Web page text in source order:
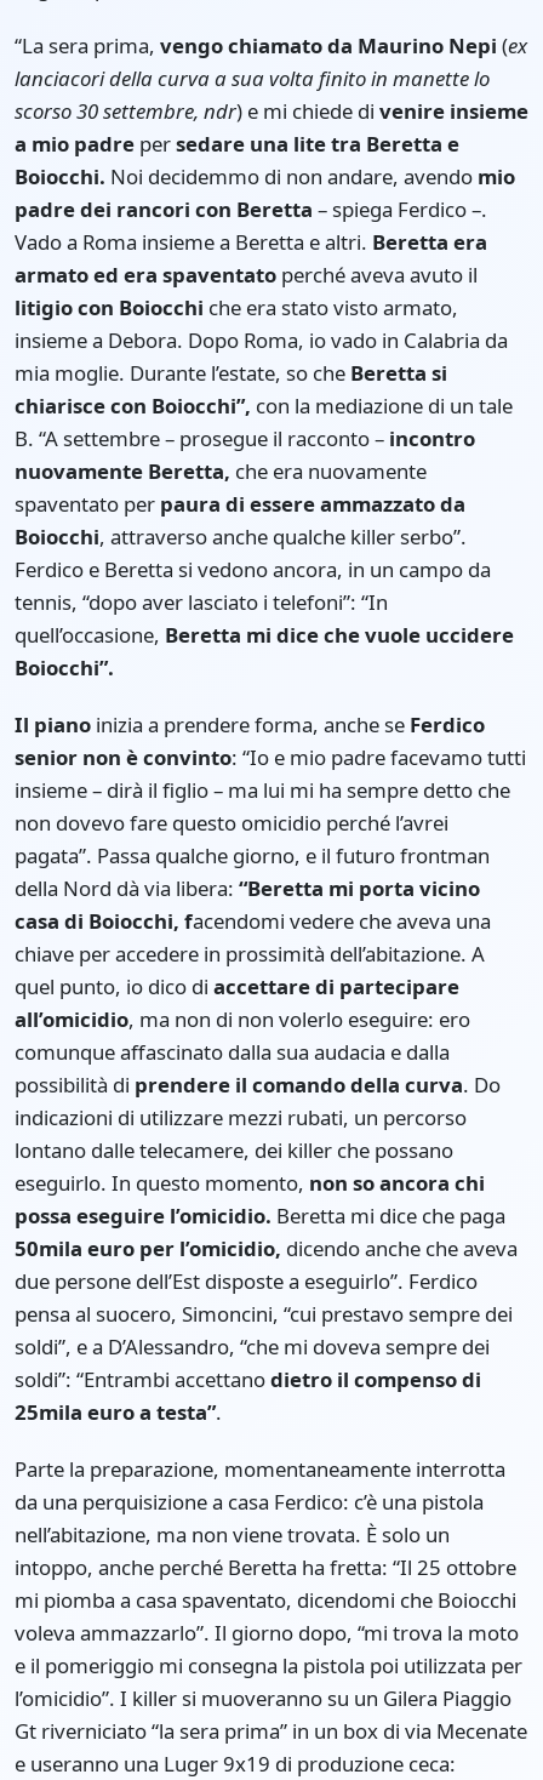
“La sera prima, vengo chiamato da Maurino Nepi (ex
lanciacori della curva a sua volta finito in manette lo
scorso 30 settembre, ndr) e mi chiede di venire insieme
a mio padre persedare una lite tra Beretta e
Boiocchi. Noi decidemmo di non andare, avendo mio
padre dei rancori con Beretta – spiega Ferdico –.
Vado a Roma insieme a Beretta e altri. Beretta era
armato ed era spaventato perché aveva avuto il
litigio con Boiocchi che era stato visto armato,
insieme a Debora. Dopo Roma, io vado in Calabria da
mia moglie. Durante l’estate, so che Beretta si
chiarisce con Boiocchi”, con la mediazione di un tale
B. “A settembre – prosegue il racconto – incontro
nuovamente Beretta, che era nuovamente
spaventato per paura di essere ammazzato da
Boiocchi, attraverso anche qualche killer serbo”.
Ferdico e Beretta si vedono ancora, in un campo da
tennis, “dopo aver lasciato i telefoni”: “In
quell’occasione, Beretta mi dice che vuole uccidere
Boiocchi”.
Il piano inizia a prendere forma, anche se Ferdico
senior non è convinto: “Io e mio padre facevamo tutti
insieme – dirà il figlio – ma lui mi ha sempre detto che
non dovevo fare questo omicidio perché l’avrei
pagata”. Passa qualche giorno, e il futuro frontman
della Nord dà via libera: “Beretta mi porta vicino
casa di Boiocchi, facendomi vedere che aveva una
chiave per accedere in prossimità dell’abitazione. A
quel punto, io dico di accettare di partecipare
all’omicidio, ma non di non volerlo eseguire: ero
comunque affascinato dalla sua audacia e dalla
possibilità di prendere il comando della curva. Do
indicazioni di utilizzare mezzi rubati, un percorso
lontano dalle telecamere, dei killer che possano
eseguirlo. In questo momento, non so ancora chi
possa eseguire l’omicidio. Beretta mi dice che paga
50mila euro per l’omicidio, dicendo anche che aveva
due persone dell’Est disposte a eseguirlo”. Ferdico
pensa al suocero, Simoncini, “cui prestavo sempre dei
soldi”, e a D’Alessandro, “che mi doveva sempre dei
soldi”: “Entrambi accettanodietro il compenso di
25mila euro a testa”.
Parte la preparazione, momentaneamente interrotta
da una perquisizione a casa Ferdico: c’è una pistola
nell’abitazione, ma non viene trovata. È solo un
intoppo, anche perché Beretta ha fretta: “Il 25 ottobre
mi piomba a casa spaventato, dicendomi che Boiocchi
voleva ammazzarlo”. Il giorno dopo, “mi trova la moto
e il pomeriggio mi consegna la pistola poi utilizzata per
l’omicidio”. I killer si muoveranno su un Gilera Piaggio
Gt riverniciato “la sera prima” in un box di via Mecenate
e useranno una Luger 9x19 di produzione ceca: